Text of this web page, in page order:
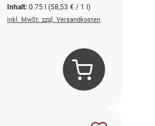
Inhalt:0.75 l(58,53 € / 1 l)
inkl. MwSt. zzgl. Versandkosten